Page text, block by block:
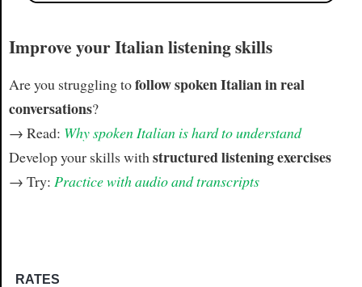
Improve your Italian listening skills
Are you struggling tofollow spoken Italian in real
conversations?
→ Read: Why spoken Italian is hard to understand
Develop your skills withstructured listening exercises
→ Try: Practice with audio and transcripts
RATES